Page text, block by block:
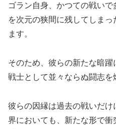
ゴラン自身、かつての戦い
を次元の狭間に残してしま
ます。
そのため、彼らの新たな暗
戦士として並々ならぬ闘志を
彼らの因縁は過去の戦いだ
界においても、新たな形で衝